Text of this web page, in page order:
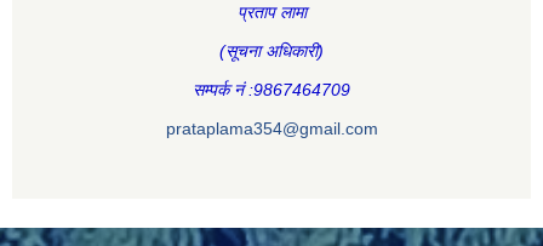
प्रताप लामा
(सूचना अधिकारी)
सम्पर्क नं :9867464709
prataplama354@gmail.com